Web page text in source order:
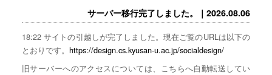
サーバー移行完了しました。｜2026.08.06
18:22 サイトの引越しが完了しました。現在ご覧のURLは以下の
とおりです。 https://design.cs.kyusan-u.ac.jp/socialdesign/
旧サーバーへのアクセスについては、こちらへ自動転送してい